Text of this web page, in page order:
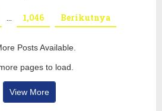
… 1,046 Berikutnya
Posts Available.
pages to load.
View More